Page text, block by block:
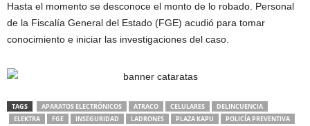
Hasta el momento se desconoce el monto de lo robado. Personal
de la Fiscalía General del Estado (FGE) acudió para tomar
conocimiento e iniciar las investigaciones del caso.
TAGS APARATOS ELECTRÓNICOS ATRACO CELULARES
DELINCUENCIA
ELEKTRA
FGE INSEGURIDAD LADRONES PLAZA KAPU
POLICÍA PREVENTIVA